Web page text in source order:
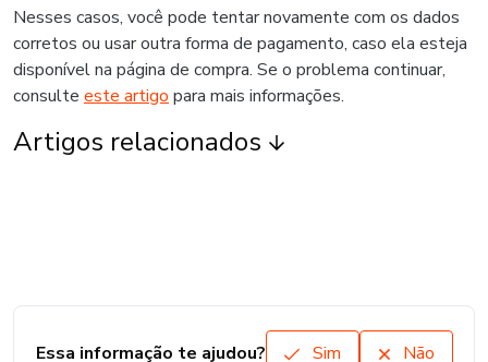
Nesses casos, você pode tentar novamente com os dados
corretos ou usar outra forma de pagamento, caso ela esteja
disponível na página de compra. Se o problema continuar,
consulte este artigo para mais informações.
Artigos relacionados
Essa informação te ajudou? Sim Não